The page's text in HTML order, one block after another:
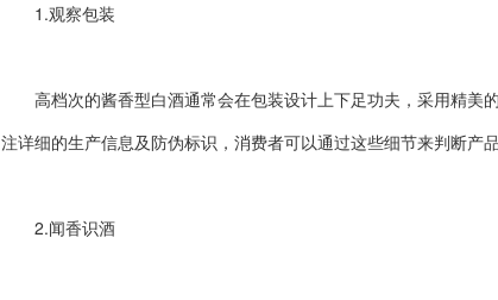
1.观察包装
高档次的酱香型白酒通常会在包装设计上下足功夫，采用精美
注详细的生产信息及防伪标识，消费者可以通过这些细节来判断产
2.闻香识酒